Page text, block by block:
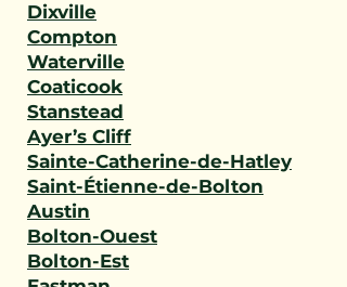
Dixville
Compton
Waterville
Coaticook
Stanstead
Ayer’s Cliff
Sainte-Catherine-de-Hatley
Saint-Étienne-de-Bolton
Austin
Bolton-Ouest
Bolton-Est